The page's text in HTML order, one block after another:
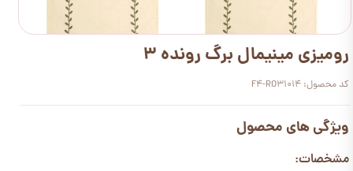
رومیزی مینیمال برگ رونده 3
کد محصول: F4-RO31014
ویژگی های محصول
مشخصات: